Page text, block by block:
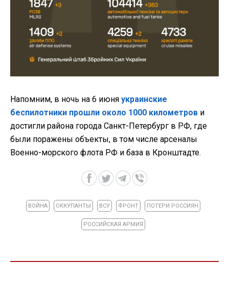
Напомним, в ночь на 6 июня украинские
беспилотники прошли около 1000 километров и
достигли района города Санкт-Петербург в РФ, где
были поражены объекты, в том числе арсеналы
Военно-морского флота РФ и база в Кронштадте.
ВОЙНА ОККУПАНТЫ ВСУ ФРОНТ ПОТЕРИ РОССИЯН
РОССИЙСКАЯ АРМИЯ